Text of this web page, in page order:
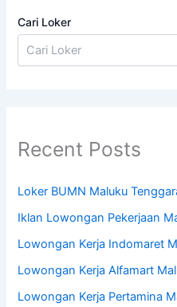
Cari Loker
Recent Posts
Loker BUMN Maluku
Iklan Lowongan Pekerjaan
Lowongan Kerja Indomaret
Lowongan Kerja Alfamart
Lowongan Kerja Pertamina